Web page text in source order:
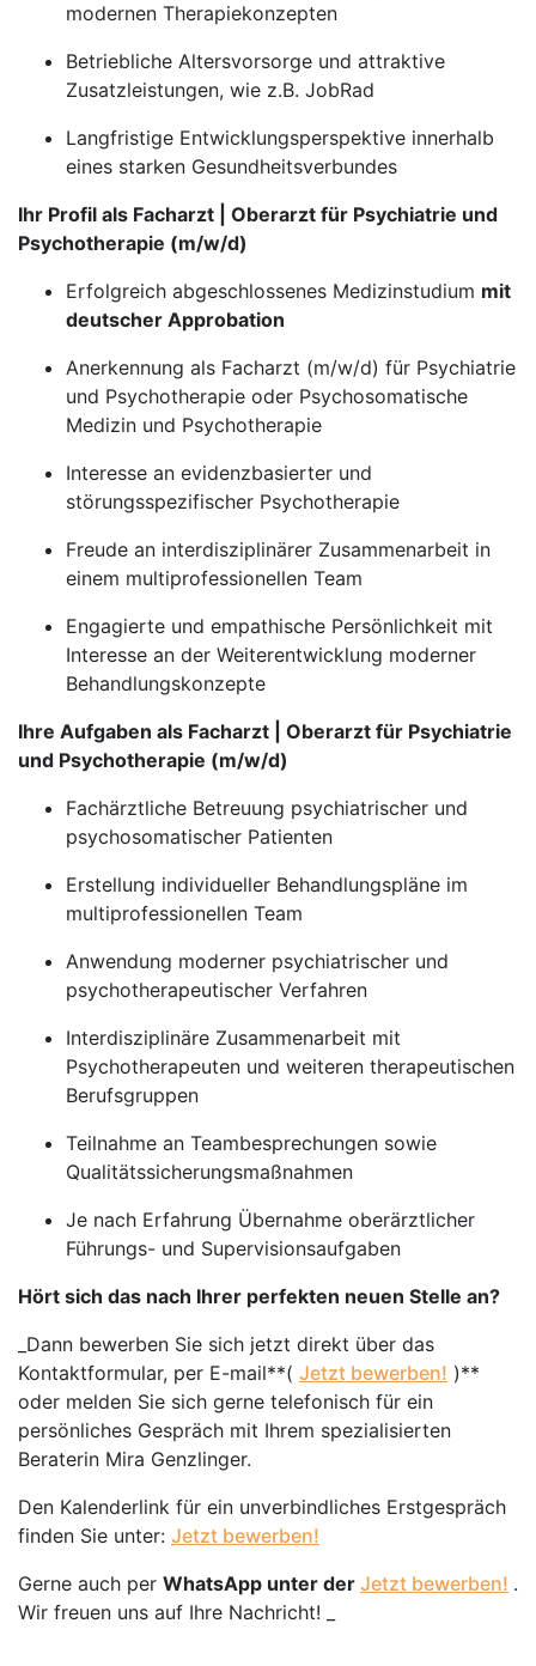
modernen Therapiekonzepten
Betriebliche Altersvorsorge und attraktive
Zusatzleistungen, wie z.B. JobRad
Langfristige Entwicklungsperspektive innerhalb
eines starken Gesundheitsverbundes
Ihr Profil als Facharzt | Oberarzt für Psychiatrie und
Psychotherapie (m/w/d)
Erfolgreich abgeschlossenes Medizinstudium mit
deutscher Approbation
Anerkennung als Facharzt (m/w/d) für Psychiatrie
und Psychotherapie oder Psychosomatische
Medizin und Psychotherapie
Interesse an evidenzbasierter und
störungsspezifischer Psychotherapie
Freude an interdisziplinärer Zusammenarbeit in
einem multiprofessionellen Team
Engagierte und empathische Persönlichkeit mit
Interesse an der Weiterentwicklung moderner
Behandlungskonzepte
Ihre Aufgaben als Facharzt | Oberarzt für Psychiatrie
und Psychotherapie (m/w/d)
Fachärztliche Betreuung psychiatrischer und
psychosomatischer Patienten
Erstellung individueller Behandlungspläne im
multiprofessionellen Team
Anwendung moderner psychiatrischer und
psychotherapeutischer Verfahren
Interdisziplinäre Zusammenarbeit mit
Psychotherapeuten und weiteren therapeutischen
Berufsgruppen
Teilnahme an Teambesprechungen sowie
Qualitätssicherungsmaßnahmen
Je nach Erfahrung Übernahme oberärztlicher
Führungs- und Supervisionsaufgaben
Hört sich das nach Ihrer perfekten neuen Stelle an?
_Dann bewerben Sie sich jetzt direkt über das
Kontaktformular, per E-mail**( Jetzt bewerben! )**
oder melden Sie sich gerne telefonisch für ein
persönliches Gespräch mit Ihrem spezialisierten
Beraterin Mira Genzlinger.
Den Kalenderlink für ein unverbindliches Erstgespräch
finden Sie unter: Jetzt bewerben!
Gerne auch per WhatsApp unter der Jetzt bewerben! .
Wir freuen uns auf Ihre Nachricht! _